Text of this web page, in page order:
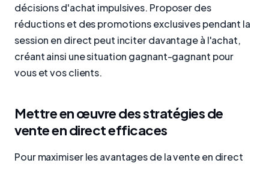
décisions d'achat impulsives. Proposer des
réductions et des promotions exclusives pendant la
session en direct peut inciter davantage à l'achat,
créant ainsi une situation gagnant-gagnant pour
vous et vos clients.
Mettre en œuvre des stratégies de
vente en direct efficaces
Pour maximiser les avantages de la vente en direct